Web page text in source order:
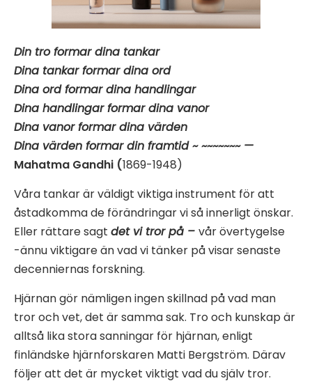
Din tro formar dina tankar
Dina tankar formar dina ord
Dina ord formar dina handlingar
Dina handlingar formar dina vanor
Dina vanor formar dina värden
Dina värden formar din framtid ~ ~~~~~~~ —
Mahatma Gandhi (1869-1948)
Våra tankar är väldigt viktiga instrument för att
åstadkomma de förändringar vi så innerligt önskar.
Eller rättare sagt det vi tror på – vår övertygelse
-ännu viktigare än vad vi tänker på visar senaste
decenniernas forskning.
Hjärnan gör nämligen ingen skillnad på vad man
tror och vet, det är samma sak. Tro och kunskap är
alltså lika stora sanningar för hjärnan, enligt
finländske hjärnforskaren Matti Bergström. Därav
följer att det är mycket viktigt vad du själv tror.